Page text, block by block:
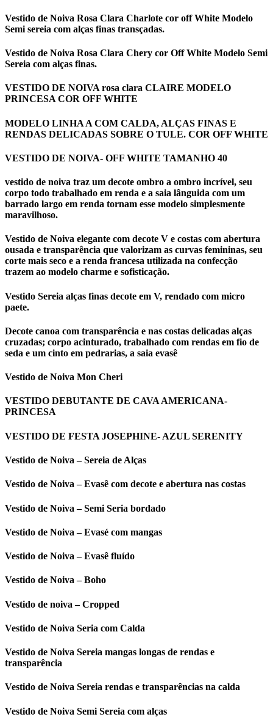
Vestido de Noiva Rosa Clara Charlote cor off White Modelo
Semi sereia com alças finas transçadas.
Vestido de Noiva Rosa Clara Chery cor Off White Modelo Semi
Sereia com alças finas.
VESTIDO DE NOIVA rosa clara CLAIRE MODELO
PRINCESA COR OFF WHITE
MODELO LINHA A COM CALDA, ALÇAS FINAS E
RENDAS DELICADAS SOBRE O TULE. COR OFF WHITE
VESTIDO DE NOIVA- OFF WHITE TAMANHO 40
vestido de noiva traz um decote ombro a ombro incrível, seu
corpo todo trabalhado em renda e a saia lânguida com um
barrado largo em renda tornam esse modelo simplesmente
maravilhoso.
Vestido de Noiva elegante com decote V e costas com abertura
ousada e transparência que valorizam as curvas femininas, seu
corte mais seco e a renda francesa utilizada na confecção
trazem ao modelo charme e sofisticação.
Vestido Sereia alças finas decote em V, rendado com micro
paete.
Decote canoa com transparência e nas costas delicadas alças
cruzadas; corpo acinturado, trabalhado com rendas em fio de
seda e um cinto em pedrarias, a saia evasê
Vestido de Noiva Mon Cheri
VESTIDO DEBUTANTE DE CAVA AMERICANA-
PRINCESA
VESTIDO DE FESTA JOSEPHINE- AZUL SERENITY
Vestido de Noiva – Sereia de Alças
Vestido de Noiva – Evasê com decote e abertura nas costas
Vestido de Noiva – Semi Seria bordado
Vestido de Noiva – Evasé com mangas
Vestido de Noiva – Evasê fluído
Vestido de Noiva – Boho
Vestido de noiva – Cropped
Vestido de Noiva Seria com Calda
Vestido de Noiva Sereia mangas longas de rendas e
transparência
Vestido de Noiva Sereia rendas e transparências na calda
Vestido de Noiva Semi Sereia com alças